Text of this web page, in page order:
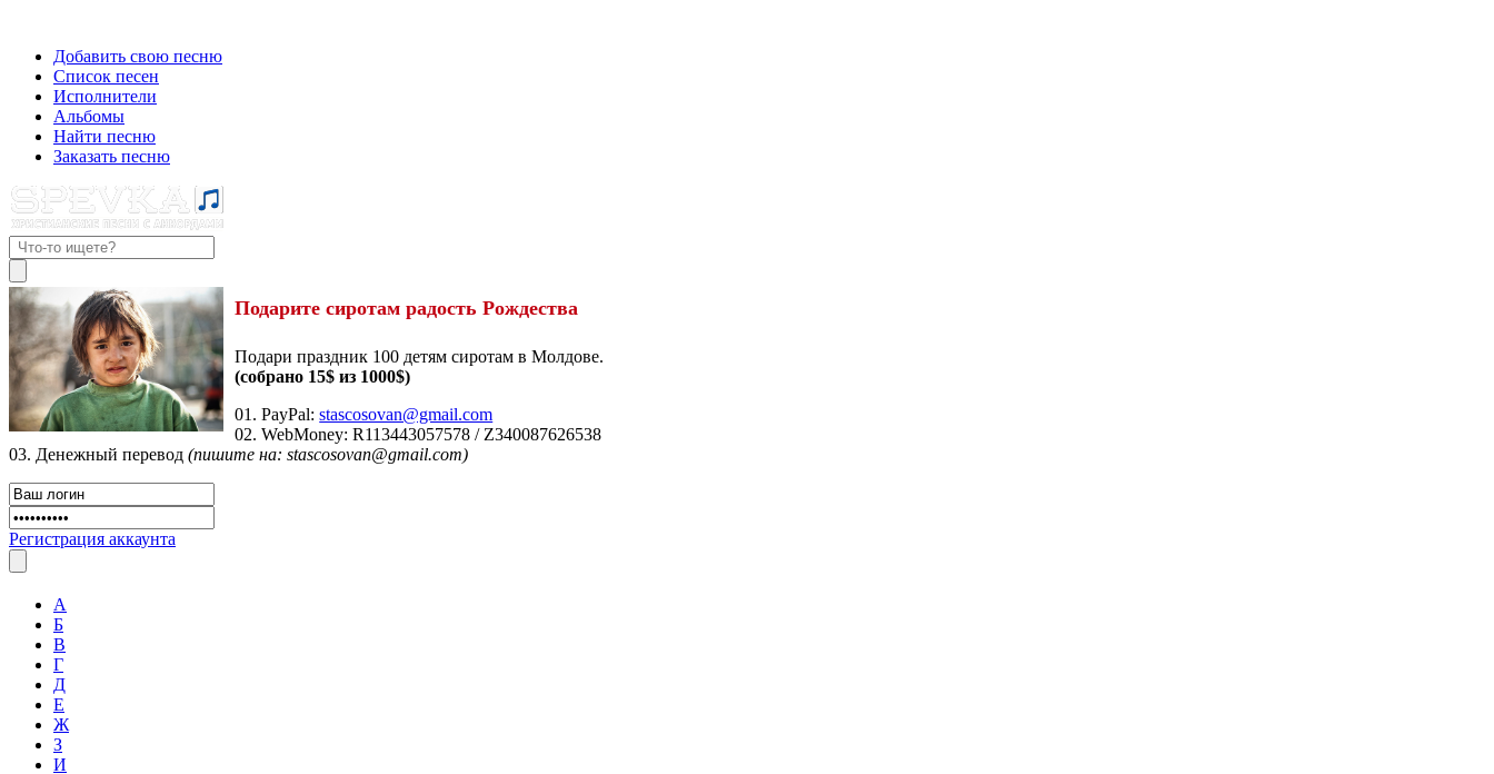
Добавить свою песню
Список песен
Исполнители
Альбомы
Найти песню
Заказать песню
Подарите сиротам радость Рождества
Подари праздник 100 детям сиротам в Молдове.
(собрано 15$ из 1000$)
01. PayPal:stascosovan@gmail.com
02. WebMoney:R113443057578 / Z340087626538
03. Денежный перевод (пишите на: stascosovan@gmail.com)
Регистрация аккаунта
А
Б
В
Г
Д
Е
Ж
З
И